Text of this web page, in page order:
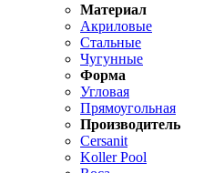
Материал
Акриловые
Стальные
Чугунные
Форма
Угловая
Прямоугольная
Производитель
Cersanit
Koller Pool